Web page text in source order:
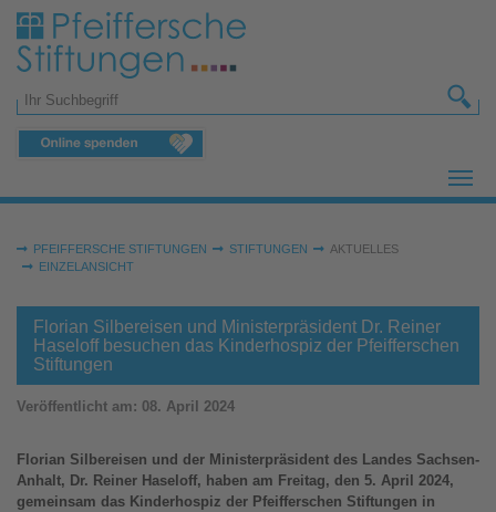
Zum Hauptinhalt springen
Suchformular
Sie sind hier:
PFEIFFERSCHE STIFTUNGEN STIFTUNGEN
AKTUELLES
EINZELANSICHT
Florian Silbereisen und Ministerpräsident Dr. Reiner
Haseloff besuchen das Kinderhospiz der Pfeifferschen
Stiftungen
Veröffentlicht am: 08. April 2024
Florian Silbereisen und der Ministerpräsident des Landes Sachsen-
Anhalt, Dr. Reiner Haseloff, haben am Freitag, den 5. April 2024,
gemeinsam das Kinderhospiz der Pfeifferschen Stiftungen in